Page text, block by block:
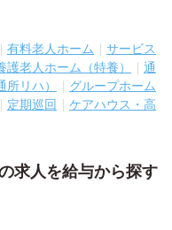
有料老人ホーム
サービス
護老人ホーム（特養）
通
リハ）
グループホーム
定期巡回
ケアハウス・高
求人を給与から探す